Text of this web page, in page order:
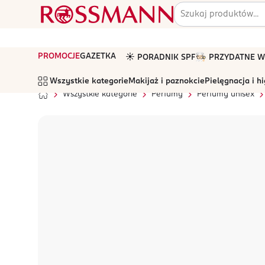
PROMOCJEGAZETKA ☀️ PORADNIK SPF🧑🏻‍🍳 PRZYDATNE
Wszystkie kategorie Makijaż i paznokcie Pielęgnacja i
Wszystkie kategorie
Perfumy Perfumy unisex